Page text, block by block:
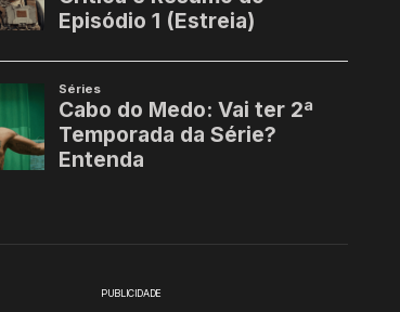
PUBLICIDADE